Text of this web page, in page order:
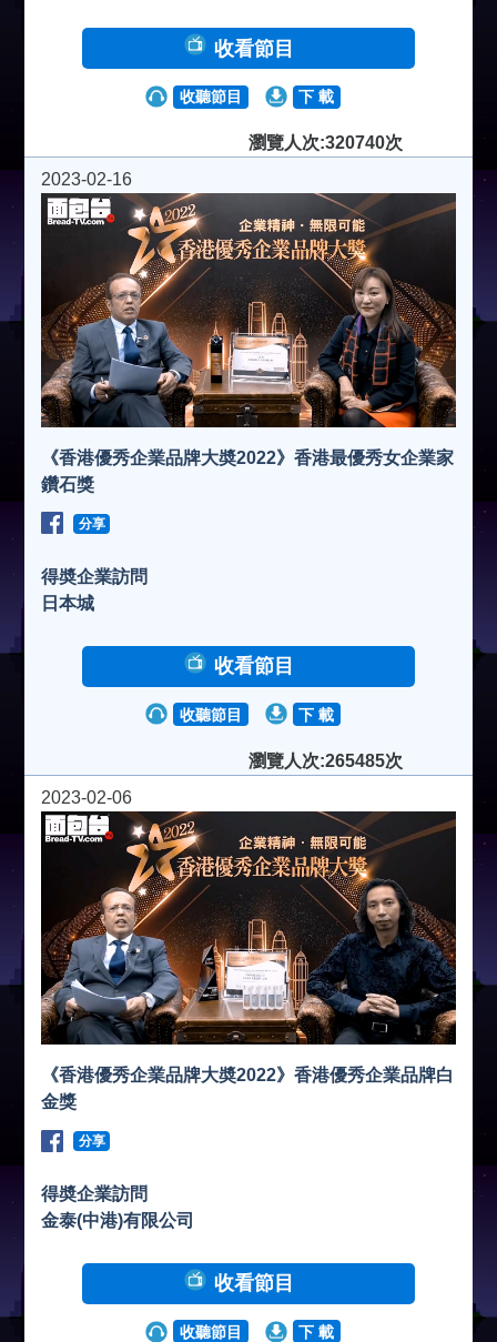
收看節目
收聽節目 下 載
瀏覽人次:320740次
2023-02-16
《香港優秀企業品牌大奬2022》香港最優秀女企業家
鑽石獎
分享
得奬企業訪問
日本城
收看節目
收聽節目 下 載
瀏覽人次:265485次
2023-02-06
《香港優秀企業品牌大奬2022》香港優秀企業品牌白
金獎
分享
得奬企業訪問
金泰(中港)有限公司
收看節目
收聽節目 下 載